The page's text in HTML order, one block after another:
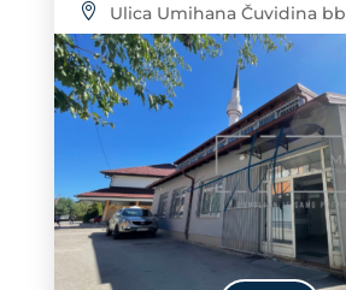
Ulica Umihana Čuvidina bb